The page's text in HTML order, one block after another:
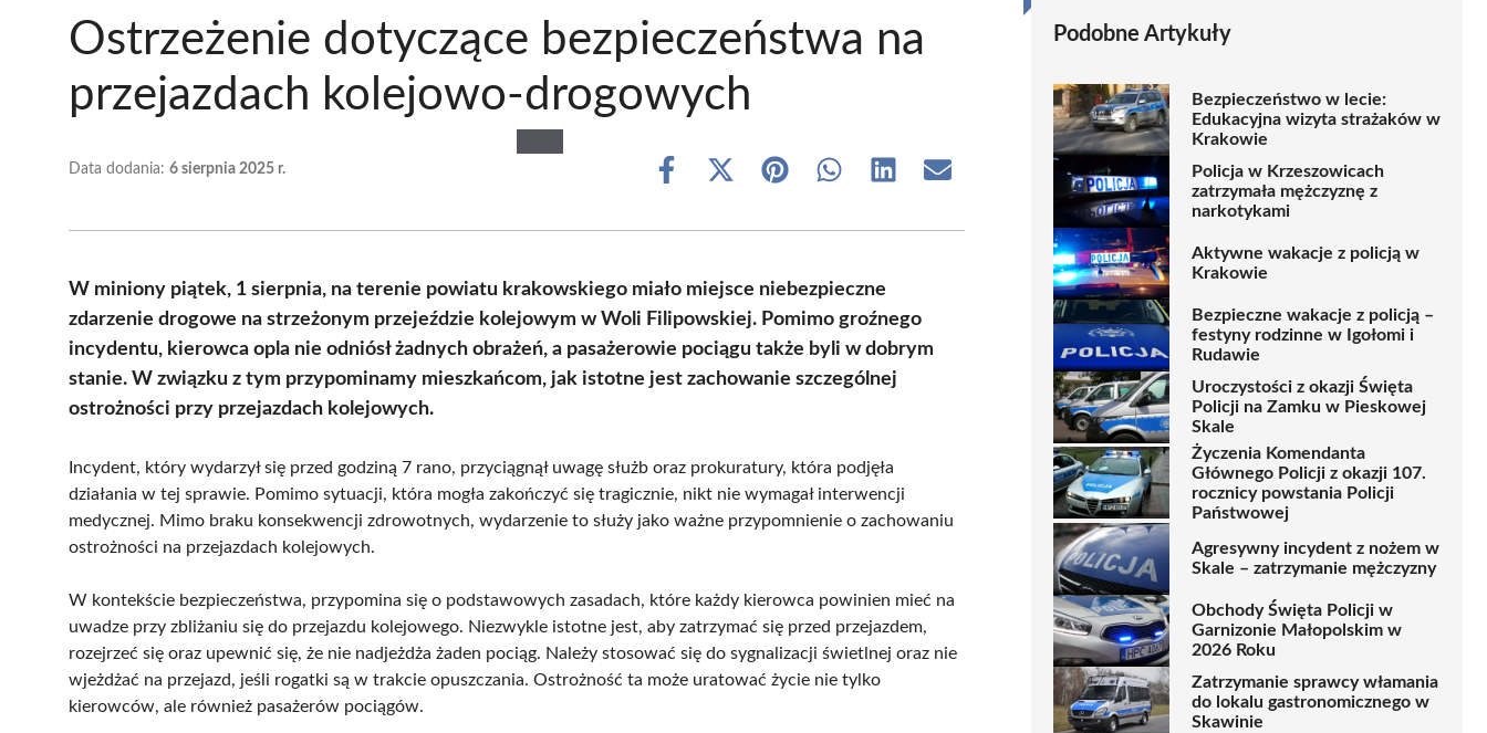
Ostrzeżenie dotyczące bezpieczeństwa na
przejazdach kolejowo-drogowych
Data dodania: 6 sierpnia 2025 r.
Share
Share
(Twitter)
Share Share Share Share
W miniony piątek, 1 sierpnia, na terenie powiatu krakowskiego miało miejsce niebezpieczne
zdarzenie drogowe na strzeżonym przejeździe kolejowym w Woli Filipowskiej. Pomimo groźnego
incydentu, kierowca opla nie odniósł żadnych obrażeń, a pasażerowie pociągu także byli w dobrym
stanie. W związku z tym przypominamy mieszkańcom, jak istotne jest zachowanie szczególnej
ostrożności przy przejazdach kolejowych.
Incydent, który wydarzył się przed godziną 7 rano, przyciągnął uwagę służb oraz prokuratury, która podjęła
działania w tej sprawie. Pomimo sytuacji, która mogła zakończyć się tragicznie, nikt nie wymagał interwencji
medycznej. Mimo braku konsekwencji zdrowotnych, wydarzenie to służy jako ważne przypomnienie o zachowaniu
ostrożności na przejazdach kolejowych.
W kontekście bezpieczeństwa, przypomina się o podstawowych zasadach, które każdy kierowca powinien mieć na
uwadze przy zbliżaniu się do przejazdu kolejowego. Niezwykle istotne jest, aby zatrzymać się przed przejazdem,
rozejrzeć się oraz upewnić się, że nie nadjeżdża żaden pociąg. Należy stosować się do sygnalizacji świetlnej oraz nie
wjeżdżać na przejazd, jeśli rogatki są w trakcie opuszczania. Ostrożność ta może uratować życie nie tylko
kierowców, ale również pasażerów pociągów.
Podobne Artykuły
Bezpieczeństwo w lecie:
Edukacyjna wizyta strażaków w
Krakowie
Policja w Krzeszowicach
zatrzymała mężczyznę z
narkotykami
Aktywne wakacje z policją w
Krakowie
Bezpieczne wakacje z policją –
festyny rodzinne w Igołomi i
Rudawie
Uroczystości z okazji Święta
Policji na Zamku w Pieskowej
Skale
Życzenia Komendanta
Głównego Policji z okazji 107.
rocznicy powstania Policji
Państwowej
Agresywny incydent z nożem w
Skale – zatrzymanie mężczyzny
Obchody Święta Policji w
Garnizonie Małopolskim w
2026 Roku
Zatrzymanie sprawcy włamania
do lokalu gastronomicznego w
Skawinie